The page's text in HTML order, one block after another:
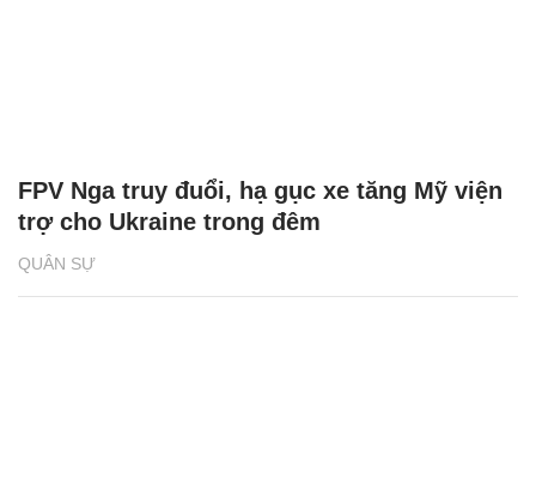
QUÂN SỰ
FPV Nga truy đuổi, hạ gục xe tăng Mỹ viện
trợ cho Ukraine trong đêm